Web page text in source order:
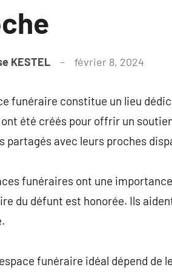
KESTEL février 8, 2024
funéraire constitue un lieu
été créés pour offrir un
partagés avec leurs proches
funéraires ont une
du défunt est honorée. Ils
funéraire idéal dépend de